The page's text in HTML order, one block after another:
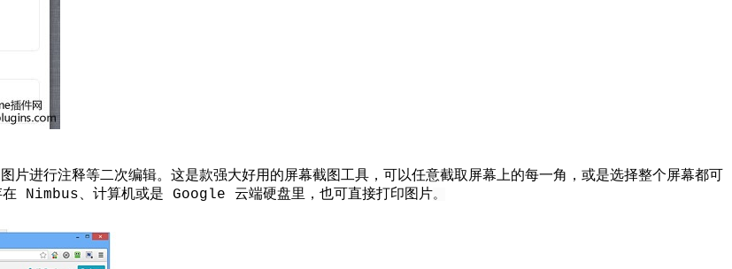
图片进行注释等二次编辑。这是款强大好用的屏幕截图工具，可以任意截取屏幕上的每一角，或是选择整个屏幕都可
在 Nimbus、计算机或是 Google 云端硬盘里，也可直接打印图片。